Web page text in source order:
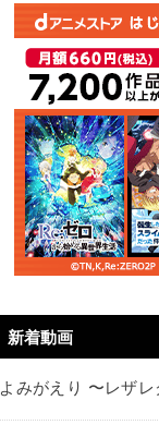
新着動画
よみがえり 〜レザ